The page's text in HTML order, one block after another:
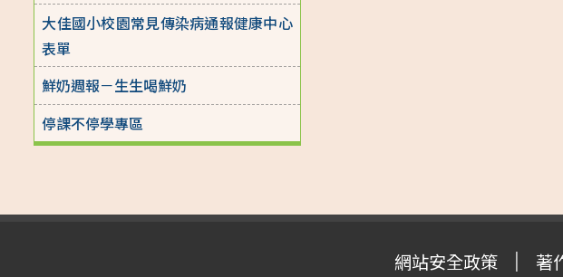
大佳國小校園常見傳染病通報健康中心
表單
鮮奶週報－生生喝鮮奶
停課不停學專區
網站安全政策 著